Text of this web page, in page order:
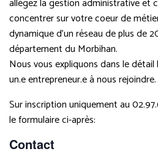
allégez la gestion administrative et
concentrer sur votre coeur de
dynamique d’un réseau de plus de
département du Morbihan.
Nous vous expliquons dans le
un.e entrepreneur.e à nous rejoindre.
Sur inscription uniquement au
le formulaire ci-après:
Contact